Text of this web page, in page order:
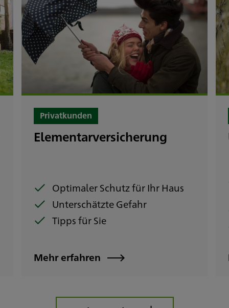
Privatkunden
Elementarversicherung
Optimaler Schutz für Ihr Haus
Unterschätzte Gefahr
Tipps für Sie
Mehr erfahren